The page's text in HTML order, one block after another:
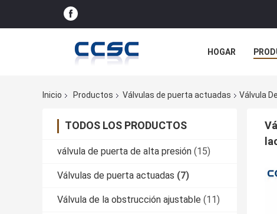
HOGAR
Inicio
Productos Válvulas de puerta actuadas Válvula
TODOS LOS PRODUCTOS
válvula de puerta de alta presión (15)
Válvulas de puerta actuadas (7)
Válvula de la obstrucción ajustable (11)